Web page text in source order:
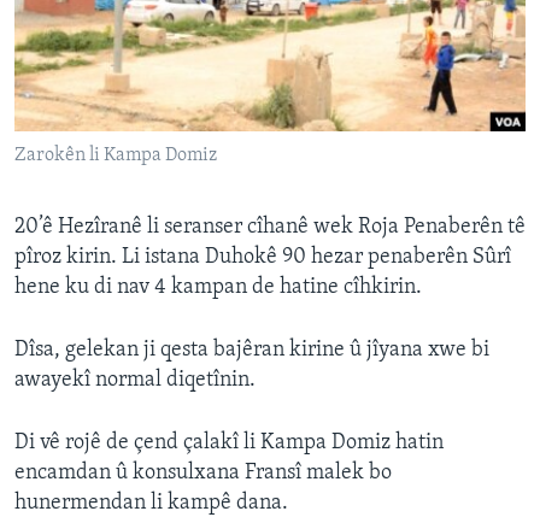
CÎHAN
ÇAND Û HUNER
SERNIVÎS
SORANÎ
Learning English
FOLLOW US
Zarokên li Kampa Domiz
20’ê Hezîranê li seranser cîhanê wek Roja Penaberên tê
pîroz kirin. Li istana Duhokê 90 hezar penaberên Sûrî
hene ku di nav 4 kampan de hatine cîhkirin.
Dîsa, gelekan ji qesta bajêran kirine û jîyana xwe bi
awayekî normal diqetînin.
Di vê rojê de çend çalakî li Kampa Domiz hatin
encamdan û konsulxana Fransî malek bo
hunermendan li kampê dana.